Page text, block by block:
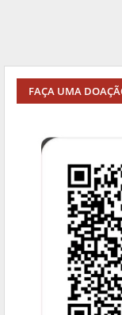
FAÇA UMA